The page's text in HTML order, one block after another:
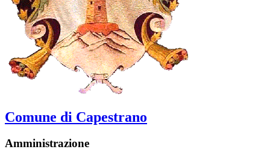
Comune di Capestrano
Amministrazione